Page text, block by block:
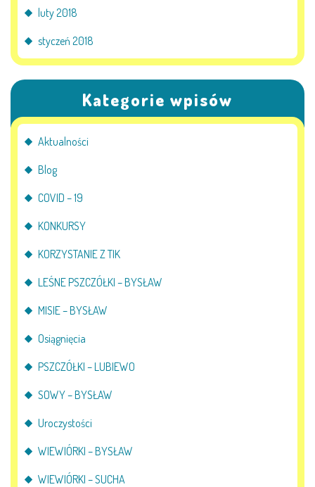
luty 2018
styczeń 2018
Kategorie wpisów
Aktualności
Blog
COVID – 19
KONKURSY
KORZYSTANIE Z TIK
LEŚNE PSZCZÓŁKI – BYSŁAW
MISIE – BYSŁAW
Osiągnięcia
PSZCZÓŁKI – LUBIEWO
SOWY – BYSŁAW
Uroczystości
WIEWIÓRKI – BYSŁAW
WIEWIÓRKI – SUCHA